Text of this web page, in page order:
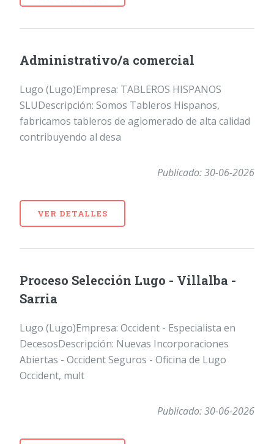
Administrativo/a comercial
Lugo (Lugo)Empresa: TABLEROS HISPANOS
SLUDescripción: Somos Tableros Hispanos,
fabricamos tableros de aglomerado de alta calidad
contribuyendo al desa
Publicado: 30-06-2026
VER DETALLES
Proceso Selección Lugo - Villalba -
Sarria
Lugo (Lugo)Empresa: Occident - Especialista en
DecesosDescripción: Nuevas Incorporaciones
Abiertas - Occident Seguros - Oficina de Lugo
Occident, mult
Publicado: 30-06-2026